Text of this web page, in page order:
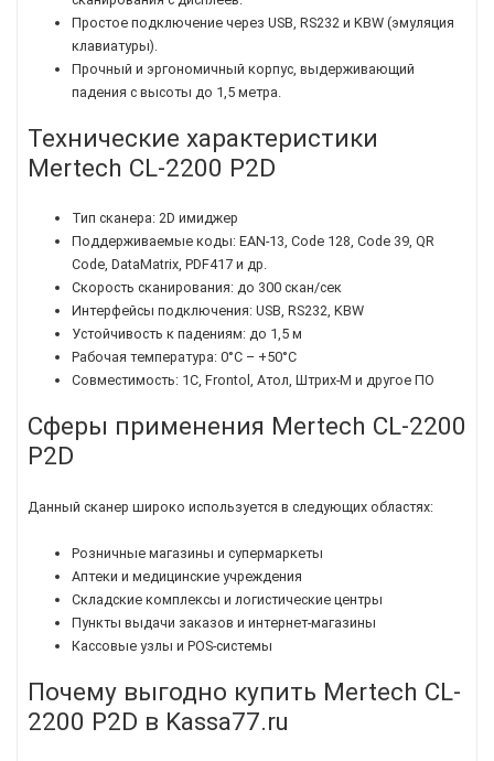
Простое подключение через USB, RS232 и KBW (эмуляция
клавиатуры).
Прочный и эргономичный корпус, выдерживающий
падения с высоты до 1,5 метра.
Технические характеристики
Mertech CL-2200 P2D
Тип сканера: 2D имиджер
Поддерживаемые коды: EAN-13, Code 128, Code 39, QR
Code, DataMatrix, PDF417 и др.
Скорость сканирования: до 300 скан/сек
Интерфейсы подключения: USB, RS232, KBW
Устойчивость к падениям: до 1,5 м
Рабочая температура: 0°C – +50°C
Совместимость: 1С, Frontol, Атол, Штрих-М и другое ПО
Сферы применения Mertech CL-2200
P2D
Данный сканер широко используется в следующих областях:
Розничные магазины и супермаркеты
Аптеки и медицинские учреждения
Складские комплексы и логистические центры
Пункты выдачи заказов и интернет-магазины
Кассовые узлы и POS-системы
Почему выгодно купить Mertech CL-
2200 P2D в Kassa77.ru